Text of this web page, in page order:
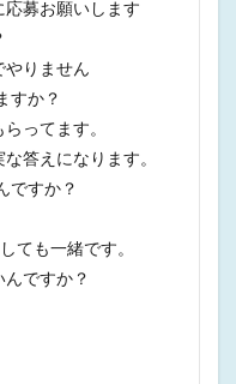
募お願いします
りません
すか？
ってます。
答えになります。
ですか？
も一緒です。
んですか？